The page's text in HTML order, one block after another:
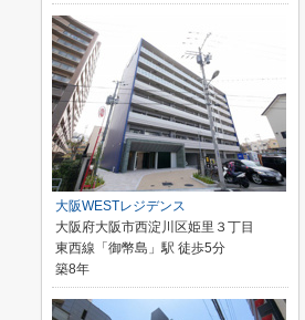
大阪WESTレジデンス
大阪府大阪市西淀川区姫里３丁目
東西線「御幣島」駅 徒歩5分
築8年